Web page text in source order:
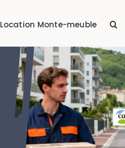
Location Monte-meuble